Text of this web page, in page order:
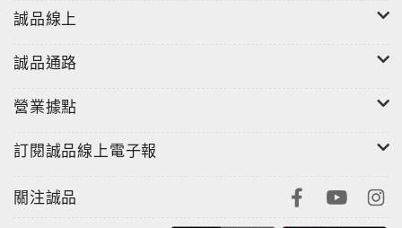
讓你在和孩子哈哈大笑一起閱讀的同時，也在不知不覺
喔！
2014 MOE繪本屋大賞 肯定！
誠品線上
誠品通路
營業據點
訂閱誠品線上電子報
關注誠品